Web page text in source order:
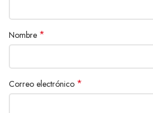
Nombre *
Correo electrónico *